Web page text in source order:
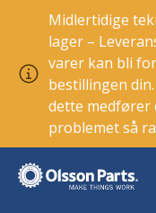
Midlertidige
lager –
varer kan bli
bestillingen
dette medfører
problemet så